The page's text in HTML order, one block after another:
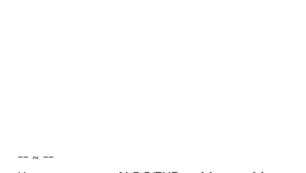
-- ~ --